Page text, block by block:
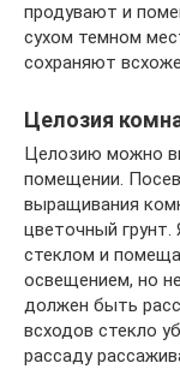
продувают и
сухом темном
сохраняют
Целозия
Целозию можно
помещении.
выращивания
цветочный
стеклом и
освещением, но
должен быть
всходов стекло
рассаду